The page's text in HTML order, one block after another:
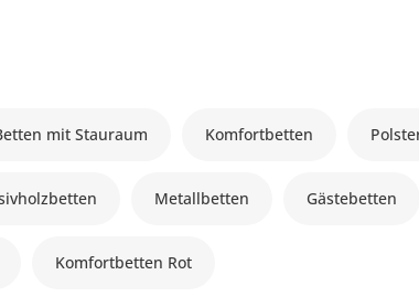
mit Stauraum Komfortbetten
Metallbetten Gästebetten
Komfortbetten Rot